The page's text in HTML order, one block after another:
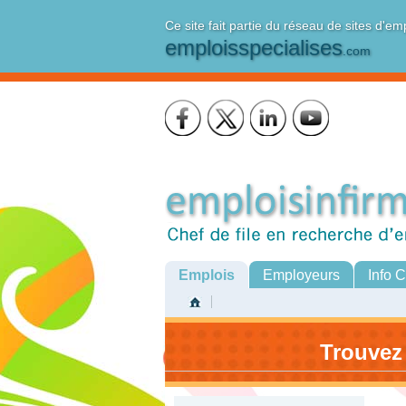
Ce site fait partie du réseau de sites
emploisspecialises.com
Emplois Employeurs Info